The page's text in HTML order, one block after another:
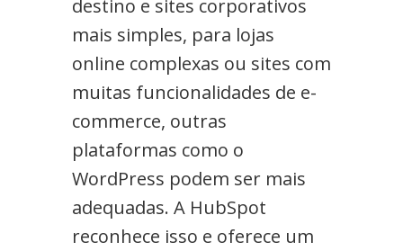
destino e sites corporativos
mais simples, para lojas
online complexas ou sites com
muitas funcionalidades de e-
commerce, outras
plataformas como o
WordPress podem ser mais
adequadas. A HubSpot
reconhece isso e oferece um